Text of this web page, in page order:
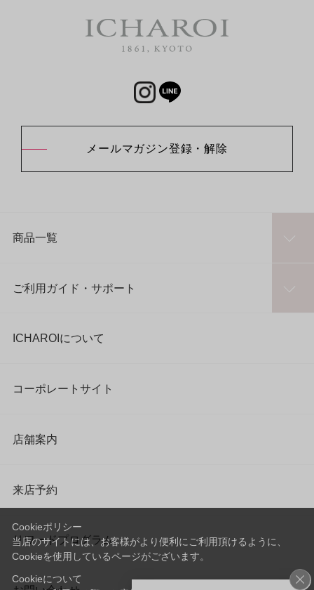
メールマガジン登録・解除
商品一覧
ご利用ガイド・サポート
ICHAROIについて
コーポレートサイト
店舗案内
来店予約
リワードプログラム
Cookieポリシー
当店のサイトには、お客様がより便利にご利用頂けるように、
Cookieを使用しているページがございます。
Cookieについて